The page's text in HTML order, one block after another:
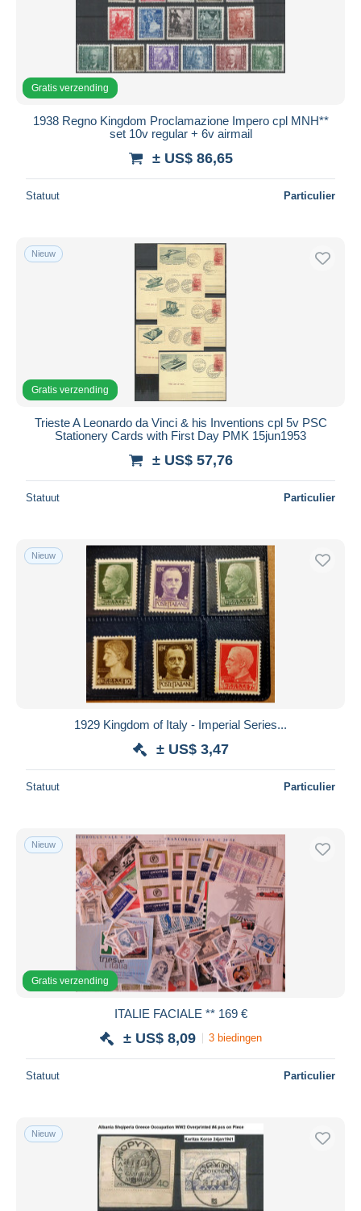
Gratis verzending
1938 Regno Kingdom Proclamazione Impero cpl MNH**
set 10v regular + 6v airmail
± US$ 86,65
Statuut Particulier
Nieuw
Gratis verzending
Trieste A Leonardo da Vinci & his Inventions cpl 5v PSC
Stationery Cards with First Day PMK 15jun1953
± US$ 57,76
Statuut Particulier
Nieuw
1929 Kingdom of Italy - Imperial Series...
± US$ 3,47
Statuut Particulier
Nieuw
Gratis verzending
ITALIE FACIALE ** 169 €
± US$ 8,09 3 biedingen
Statuut Particulier
Nieuw